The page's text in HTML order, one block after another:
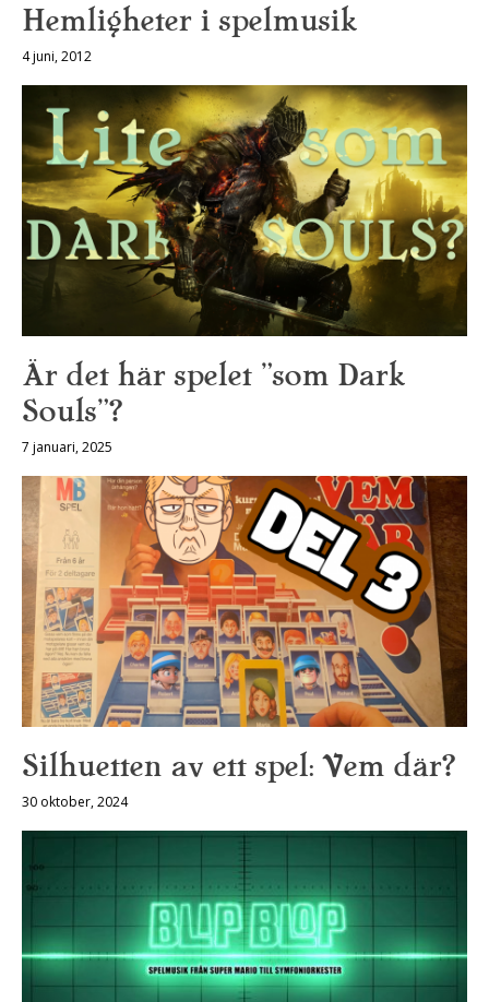
Hemligheter i spelmusik
4 juni, 2012
Är det här spelet ”som Dark
Souls”?
7 januari, 2025
Silhuetten av ett spel: Vem där?
30 oktober, 2024